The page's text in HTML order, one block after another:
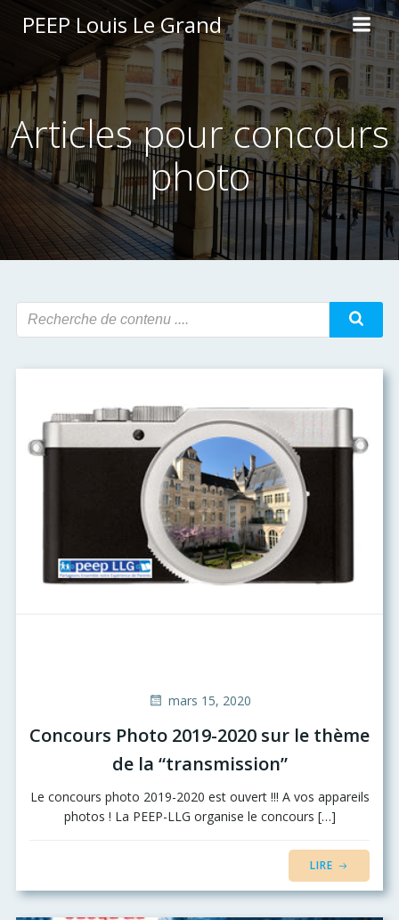
Aller
au
contenu
PEEP Louis Le Grand
Articles pour concours
photo
mars 15, 2020
Concours Photo 2019-2020 sur le thème
de la “transmission”
Le concours photo 2019-2020 est ouvert !!! A vos appareils
photos ! La PEEP-LLG organise le concours […]
LIRE